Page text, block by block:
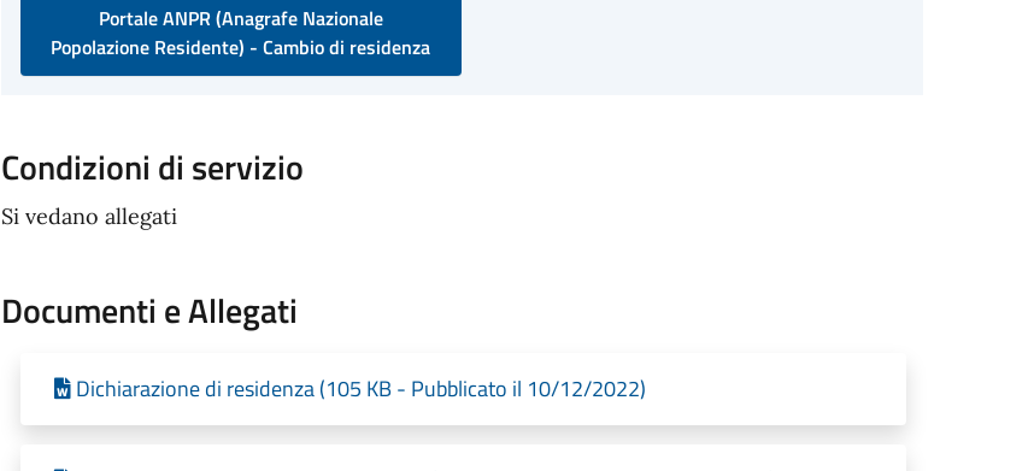
Portale ANPR (Anagrafe Nazionale
Popolazione Residente) - Cambio di residenza
Condizioni di servizio
Si vedano allegati
Documenti e Allegati
Dichiarazione di residenza (105 KB - Pubblicato il 10/12/2022)